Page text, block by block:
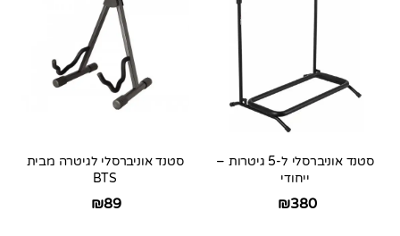
סטנד אוניברסלי ל-5 גיטרות –
ייחודי
₪380
סטנד אוניברסלי לגיטרה מבית
BTS
₪89